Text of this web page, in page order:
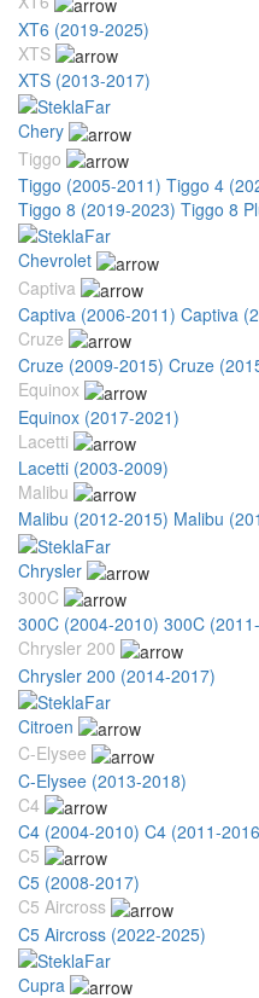
XT6 (2019-2025)
XTS
XTS (2013-2017)
Chery
Tiggo
Tiggo (2005-2011) Tiggo 4
Tiggo 8 (2019-2023) Tiggo 8
Chevrolet
Captiva
Captiva (2006-2011) Captiva
Cruze
Cruze (2009-2015) Cruze
Equinox
Equinox (2017-2021)
Lacetti
Lacetti (2003-2009)
Malibu
Malibu (2012-2015) Malibu
Chrysler
300C
300C (2004-2010) 300C
Chrysler 200
Chrysler 200 (2014-2017)
Citroen
C-Elysee
C-Elysee (2013-2018)
C4
C4 (2004-2010) C4 (2011-
C5
C5 (2008-2017)
C5 Aircross
C5 Aircross (2022-2025)
Cupra